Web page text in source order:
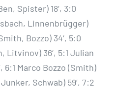
Spister) 18‘, 3:0
Linnenbrügger)
Bozzo) 34‘, 5:0
Litvinov) 36‘, 5:1 Julian
6:1 Marco Bozzo (Smith)
Schwab) 59‘, 7:2